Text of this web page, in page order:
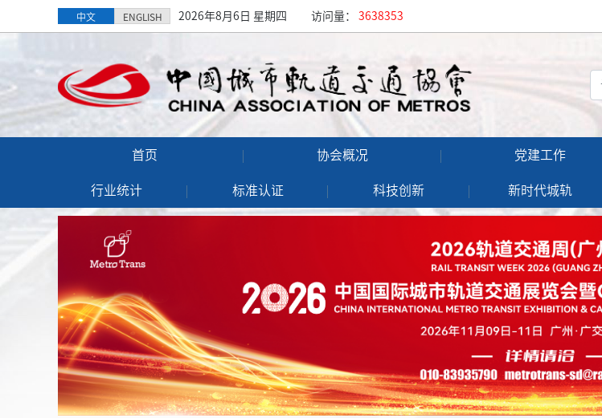
中文 ENGLISH 2026年8月6日 星期四 访问量： 3638353
首页 协会概况 党建工作
行业统计 标准认证 科技创新 新时代城轨